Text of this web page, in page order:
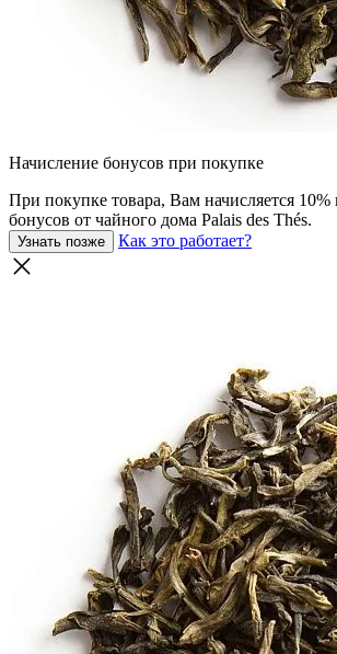
Начисление бонусов при покупке
При покупке товара, Вам начисляется 10%
бонусов от чайного дома Palais des Thés.
Узнать позже Как это работает?